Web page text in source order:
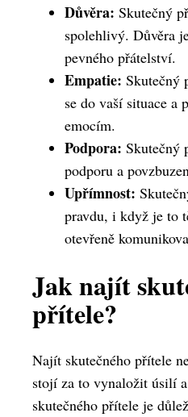
Důvěra: Skutečný
spolehlivý. Důvěra
pevného přátelství.
Empatie: Skutečný
se do vaší situace a
emocím.
Podpora: Skutečný
podporu a
Upřímnost:
pravdu, i když je to
otevřeně
Jak najít
přítele?
Najít skutečného přítele
stojí za to vynaložit úsilí
skutečného přítele je